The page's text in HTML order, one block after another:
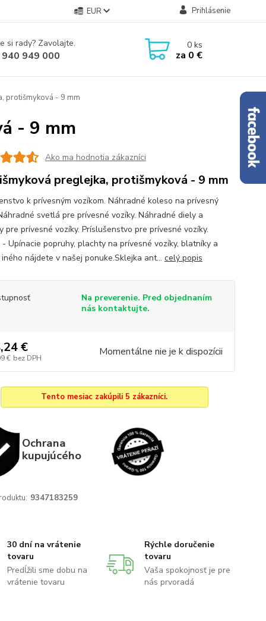
EUR Prihlásenie
si rady? Zavolajte.
949 000
0ks
za 0 €
protišmyková - 9 mm
- 9 mm
Ako ma hodnotia zákazníci
preglejka, protišmyková - 9 mm
k prívesným vozíkom. Náhradné koleso na prívesný
svetlá pre prívesné vozíky. Náhradné diely a
pre prívesné vozíky. Príslušenstvo pre prívesné vozíky.
Upínacie popruhy, plachty na prívesné vozíky, blatníky a
nájdete v našej ponuke.Sklejka ant... celý popis
Na preverenie. Pred objednaním
nás kontaktujte.
€
€ bez DPH Momentálne nie je k dispozícii
Tento mesiac zakúpili 5 zákazníci.
Ochrana
kupujúcého
9347183259
30 dní na vrátenie
tovaru
Predĺžili sme dobu na
vrátenie tovaru
Rýchle doručenie
tovaru
Vaša spokojnosť je pre
nás prvoradá